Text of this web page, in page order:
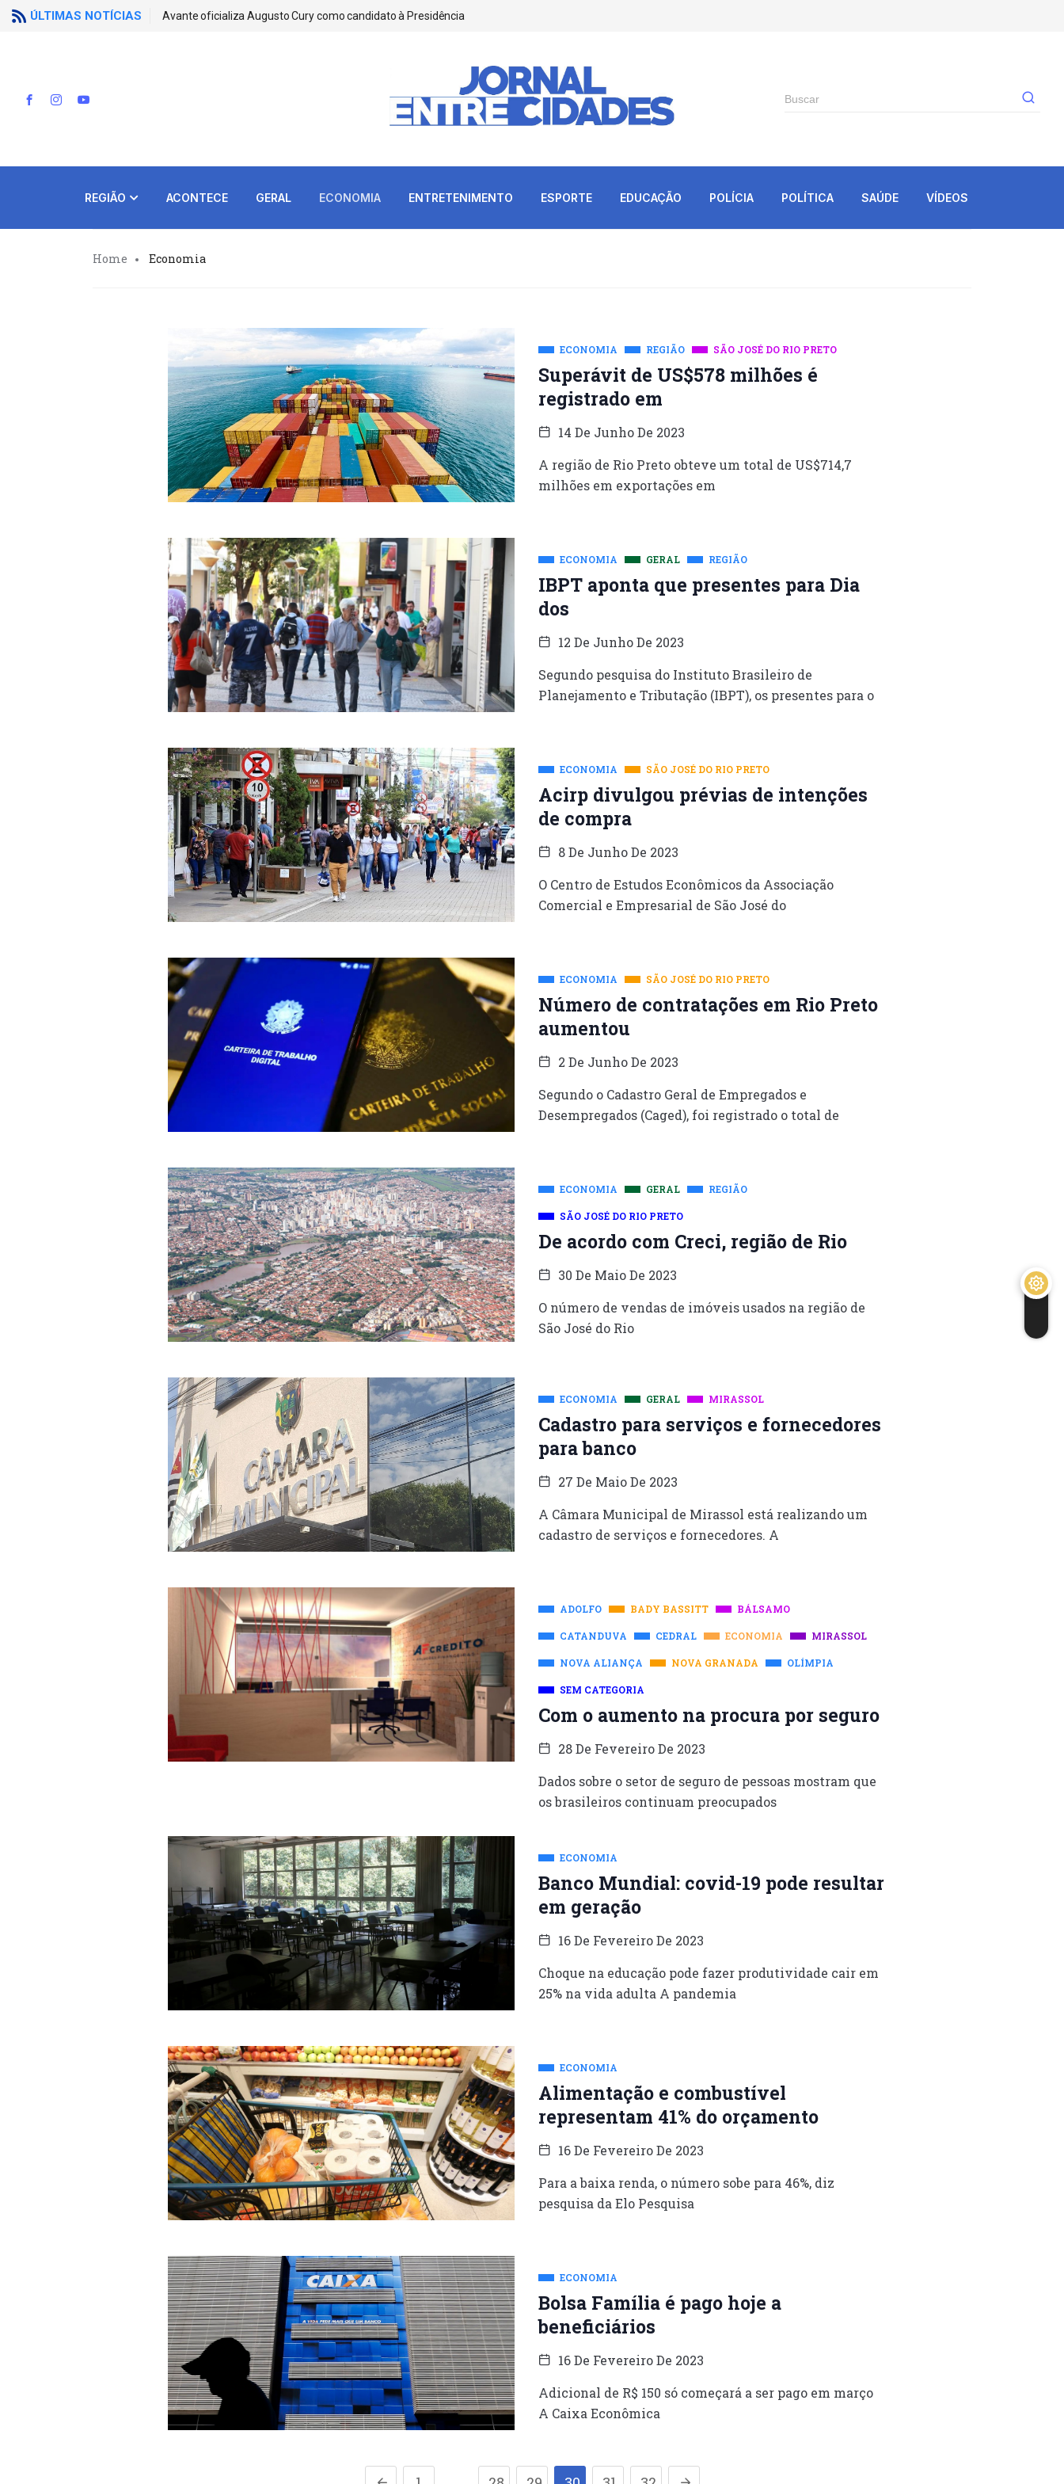
ÚLTIMAS NOTÍCIAS Avante oficializa Augusto Cury como candidato à Presidência
REGIÃO ACONTECE GERAL ECONOMIA ENTRETENIMENTO ESPORTE EDUCAÇÃO POLÍCIA POLÍTICA SAÚDE VÍDEOS
Home Economia
ECONOMIA REGIÃO SÃO JOSÉ DO RIO PRETO
Superávit de US$578 milhões é
registrado em
14 De Junho De 2023
A região de Rio Preto obteve um total de US$714,7
milhões em exportações em
ECONOMIA GERAL REGIÃO
IBPT aponta que presentes para Dia
dos
12 De Junho De 2023
Segundo pesquisa do Instituto Brasileiro de
Planejamento e Tributação (IBPT), os presentes para o
ECONOMIA SÃO JOSÉ DO RIO PRETO
Acirp divulgou prévias de intenções
de compra
8 De Junho De 2023
O Centro de Estudos Econômicos da Associação
Comercial e Empresarial de São José do
ECONOMIA SÃO JOSÉ DO RIO PRETO
Número de contratações em Rio Preto
aumentou
2 De Junho De 2023
Segundo o Cadastro Geral de Empregados e
Desempregados (Caged), foi registrado o total de
ECONOMIA GERAL REGIÃO
SÃO JOSÉ DO RIO PRETO
De acordo com Creci, região de Rio
30 De Maio De 2023
O número de vendas de imóveis usados na região de
São José do Rio
ECONOMIA GERAL MIRASSOL
Cadastro para serviços e fornecedores
para banco
27 De Maio De 2023
A Câmara Municipal de Mirassol está realizando um
cadastro de serviços e fornecedores. A
ADOLFO BADY BASSITT BÁLSAMO
CATANDUVA CEDRAL ECONOMIA MIRASSOL
NOVA ALIANÇA NOVA GRANADA OLÍMPIA
SEM CATEGORIA
Com o aumento na procura por seguro
28 De Fevereiro De 2023
Dados sobre o setor de seguro de pessoas mostram que
os brasileiros continuam preocupados
ECONOMIA
Banco Mundial: covid-19 pode resultar
em geração
16 De Fevereiro De 2023
Choque na educação pode fazer produtividade cair em
25% na vida adulta A pandemia
ECONOMIA
Alimentação e combustível
representam 41% do orçamento
16 De Fevereiro De 2023
Para a baixa renda, o número sobe para 46%, diz
pesquisa da Elo Pesquisa
ECONOMIA
Bolsa Família é pago hoje a
beneficiários
16 De Fevereiro De 2023
Adicional de R$ 150 só começará a ser pago em março
A Caixa Econômica